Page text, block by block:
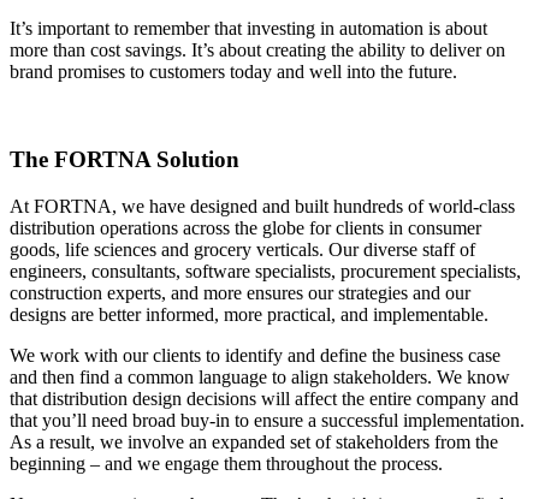
It’s important to remember that investing in automation is about
more than cost savings. It’s about creating the ability to deliver on
brand promises to customers today and well into the future.
The FORTNA Solution
At FORTNA, we have designed and built hundreds of world-class
distribution operations across the globe for clients in consumer
goods, life sciences and grocery verticals. Our diverse staff of
engineers, consultants, software specialists, procurement specialists,
construction experts, and more ensures our strategies and our
designs are better informed, more practical, and implementable.
We work with our clients to identify and define the business case
and then find a common language to align stakeholders. We know
that distribution design decisions will affect the entire company and
that you’ll need broad buy-in to ensure a successful implementation.
As a result, we involve an expanded set of stakeholders from the
beginning – and we engage them throughout the process.